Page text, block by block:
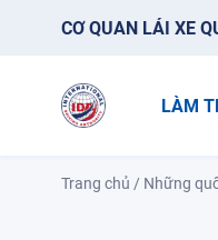
CƠ QUAN LÁI XE
LÀM
Trang chủ / Những